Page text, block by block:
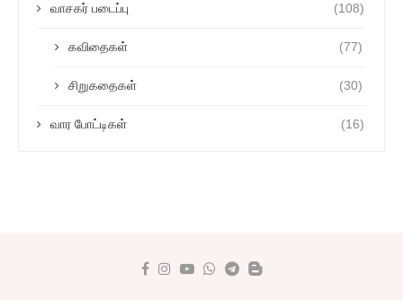
வாசகர் படைப்பு (108)
கவிதைகள் (77)
சிறுகதைகள் (30)
வார போட்டிகள் (16)